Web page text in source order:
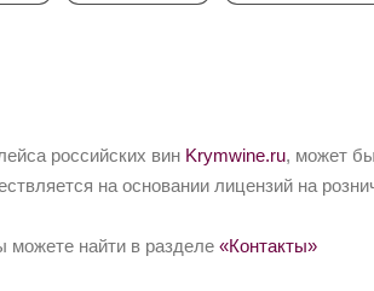
российских вин Krymwine.ru, может
на основании лицензий на
найти в разделе «Контакты»